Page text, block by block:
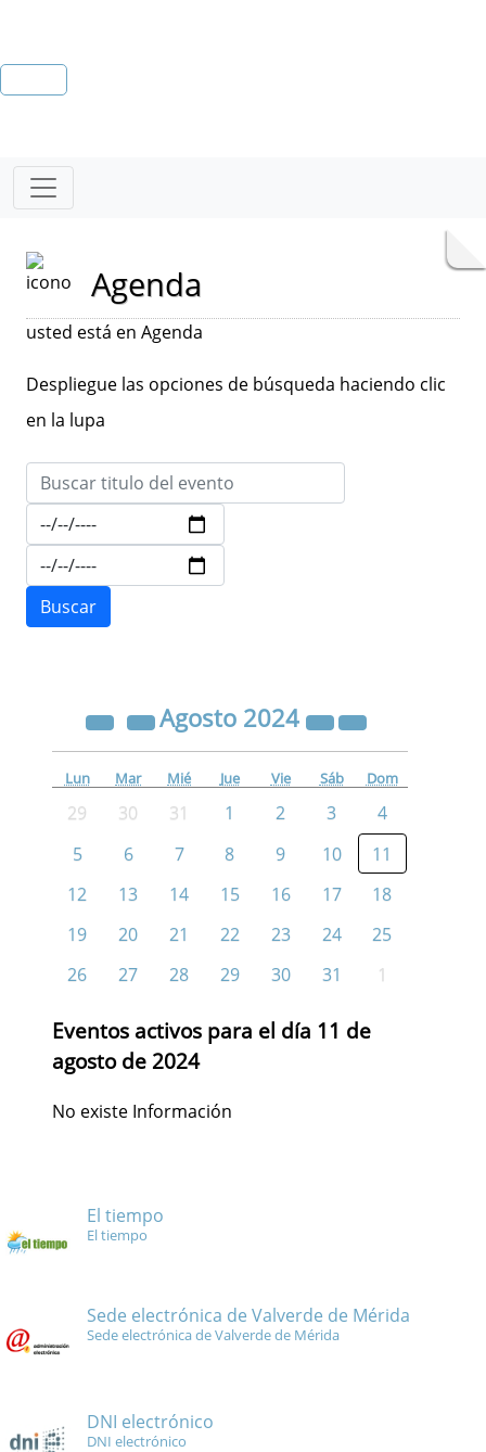
Agenda
usted está en Agenda
Despliegue las opciones de búsqueda haciendo clic
en la lupa
Agosto 2024
Lun Mar Mié Jue Vie Sáb Dom
29 30 31 1 2 3
4
5
6 7 8 9 10
11
12
13 14 15 16 17
18
19
20 21 22 23 24
25
26
27 28 29 30 31 1
Eventos activos para el día 11 de
agosto de 2024
No existe Información
El tiempo
El tiempo
Sede electrónica de Valverde de Mérida
Sede electrónica de Valverde de Mérida
DNI electrónico
DNI electrónico